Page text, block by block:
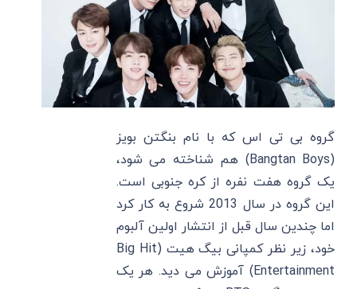
گروه بی تی اس که با نام بنگتن بویز
(Bangtan Boys) هم شناخته می شود،
یک گروه هفت نفره از کره جنوبی است.
این گروه در سال 2013 شروع به کار کرد
اما چندین سال قبل از انتشار اولین آلبوم
خود، زیر نظر کمپانی بیگ هیت (Big Hit
Entertainment) آموزش می دید. هر یک